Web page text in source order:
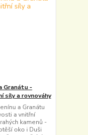
Granátu -
síly a rovnováhy
a Granátu
a vnitřní
kamenů -
oko i Duši